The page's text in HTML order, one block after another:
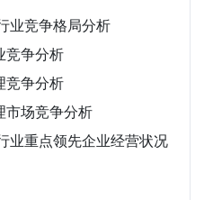
业竞争格局分析
竞争分析
竞争分析
市场竞争分析
业重点领先企业经营状况